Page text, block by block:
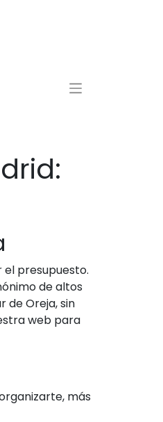
el presupuesto.
de altos
de Oreja, sin
web para
más